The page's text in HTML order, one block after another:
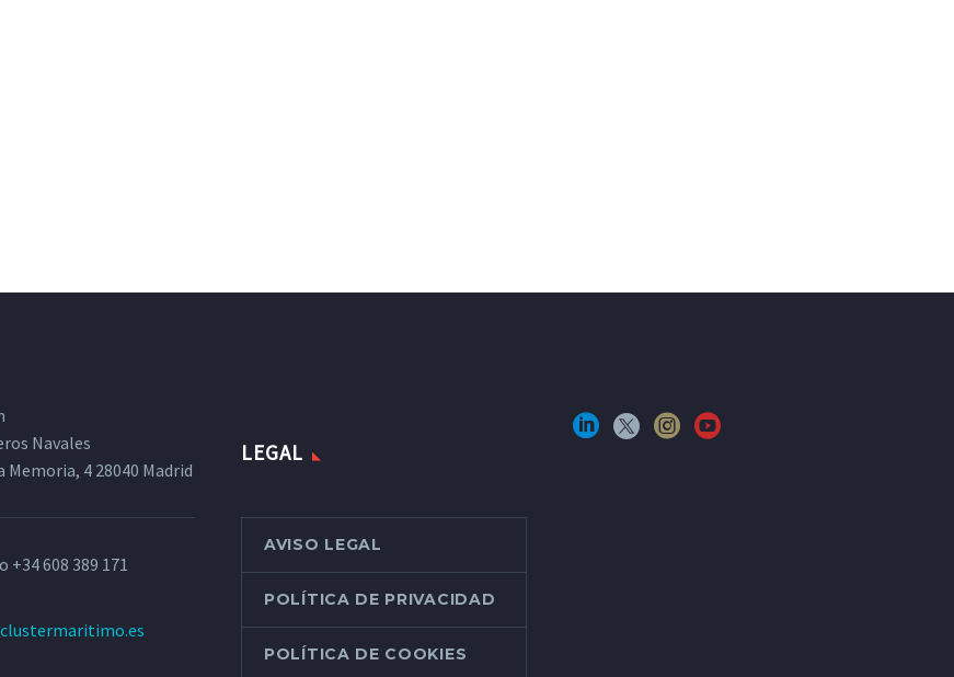
Navales
Memoria, 4 28040 Madrid
+34 608 389 171
LEGAL
AVISO LEGAL
POLÍTICA DE PRIVACIDAD
POLÍTICA DE COOKIES